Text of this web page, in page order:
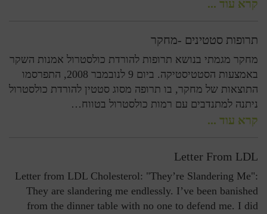
קרא עוד ...
תרופות סטטינים -מחקר
מחקר מגמתי בנושא תרופות להורדת כולסטרול אמנות השקר
באמצעות הסטטיסטיקה. ביום 9 לנובמבר 2008, התפרסמו
התוצאות של מחקר, בו תרופה מסוג סטטין להורדת כולסטרול
ניתנה למתנדבים עם רמות כולסטרול בטווח…
קרא עוד ...
Letter From LDL
Letter from LDL Cholesterol: "They’re Slandering Me":
They are slandering me endlessly. I’ve been banished
from the dinner table with no one to defend me. I did